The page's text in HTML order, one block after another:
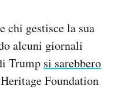
chi gestisce la sua
alcuni giornali
Trump si sarebbero
Foundation